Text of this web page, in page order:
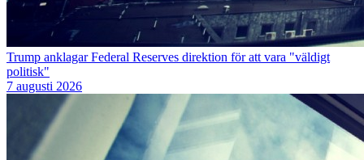
Trump anklagar Federal Reserves direktion för att vara "väldigt
politisk"
7 augusti 2026